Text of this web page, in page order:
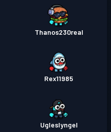
Thanos230real
Rex11985
Ugleslyngel